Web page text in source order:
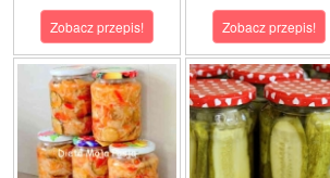
Zobacz przepis! Zobacz przepis!